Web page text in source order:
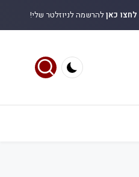
לחצו כאןלהרשמה לניוזלטר שלי!